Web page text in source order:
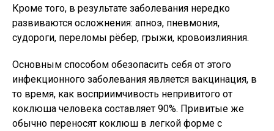
Кроме того, в результате заболевания нередко
развиваются осложнения: апноэ, пневмония,
судороги, переломы рёбер, грыжи, кровоизлияния.
Основным способом обезопасить себя от этого
инфекционного заболевания является вакцинация, в
то время, как восприимчивость непривитого от
коклюша человека составляет 90%. Привитые же
обычно переносят коклюш в легкой форме с